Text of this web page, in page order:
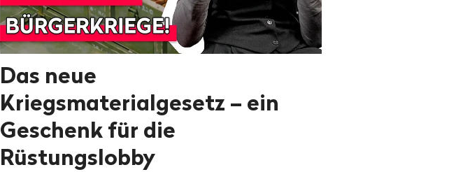
Das neue
Kriegsmaterialgesetz – ein
Geschenk für die
Rüstungslobby